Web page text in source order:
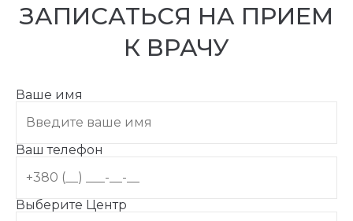
ЗАПИСАТЬСЯ НА ПРИЕМ
К ВРАЧУ
Ваше имя
Ваш телефон
Выберите Центр